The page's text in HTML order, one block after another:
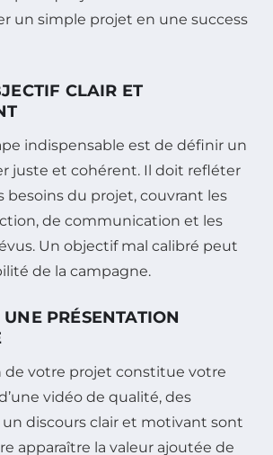
un simple projet en une success
CLAIR ET
indispensable est de définir un
juste et cohérent. Il doit refléter
besoins du projet, couvrant les
de communication et les
Un objectif mal calibré peut
de la campagne.
PRÉSENTATION
de votre projet constitue votre
vidéo de qualité, des
discours clair et motivant sont
apparaître la valeur ajoutée de